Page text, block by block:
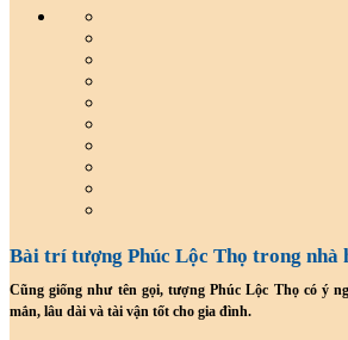
Bài trí tượng Phúc Lộc Thọ trong nhà
Cũng giống như tên gọi, tượng Phúc Lộc Thọ có ý
mắn, lâu dài và tài vận tốt cho gia đình.